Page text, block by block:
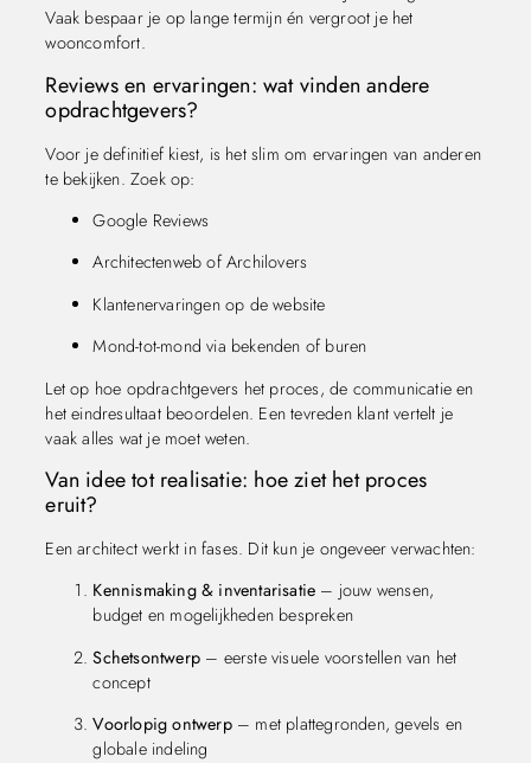
Vaak bespaar je op lange termijn én vergroot je het
wooncomfort.
Reviews en ervaringen: wat vinden andere
opdrachtgevers?
Voor je definitief kiest, is het slim om ervaringen van anderen
te bekijken. Zoek op:
Google Reviews
Architectenweb of Archilovers
Klantenervaringen op de website
Mond-tot-mond via bekenden of buren
Let op hoe opdrachtgevers het proces, de communicatie en
het eindresultaat beoordelen. Een tevreden klant vertelt je
vaak alles wat je moet weten.
Van idee tot realisatie: hoe ziet het proces
eruit?
Een architect werkt in fases. Dit kun je ongeveer verwachten:
Kennismaking & inventarisatie – jouw wensen,
budget en mogelijkheden bespreken
Schetsontwerp – eerste visuele voorstellen van het
concept
Voorlopig ontwerp– met plattegronden, gevels en
globale indeling